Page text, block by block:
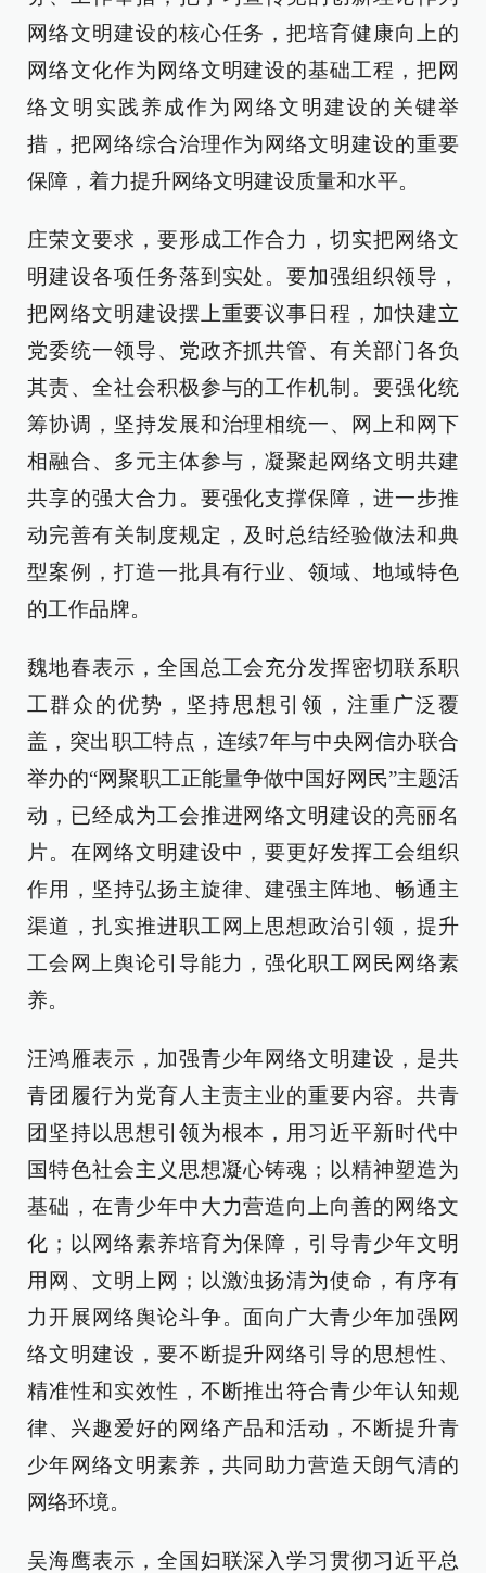
网络文明建设的核心任务，把培育健康向上的
网络文化作为网络文明建设的基础工程，把网
络文明实践养成作为网络文明建设的关键举
措，把网络综合治理作为网络文明建设的重要
保障，着力提升网络文明建设质量和水平。
庄荣文要求，要形成工作合力，切实把网络文
明建设各项任务落到实处。要加强组织领导，
把网络文明建设摆上重要议事日程，加快建立
党委统一领导、党政齐抓共管、有关部门各负
其责、全社会积极参与的工作机制。要强化统
筹协调，坚持发展和治理相统一、网上和网下
相融合、多元主体参与，凝聚起网络文明共建
共享的强大合力。要强化支撑保障，进一步推
动完善有关制度规定，及时总结经验做法和典
型案例，打造一批具有行业、领域、地域特色
的工作品牌。
魏地春表示，全国总工会充分发挥密切联系职
工群众的优势，坚持思想引领，注重广泛覆
盖，突出职工特点，连续7年与中央网信办联合
举办的“网聚职工正能量争做中国好网民”主题活
动，已经成为工会推进网络文明建设的亮丽名
片。在网络文明建设中，要更好发挥工会组织
作用，坚持弘扬主旋律、建强主阵地、畅通主
渠道，扎实推进职工网上思想政治引领，提升
工会网上舆论引导能力，强化职工网民网络素
养。
汪鸿雁表示，加强青少年网络文明建设，是共
青团履行为党育人主责主业的重要内容。共青
团坚持以思想引领为根本，用习近平新时代中
国特色社会主义思想凝心铸魂；以精神塑造为
基础，在青少年中大力营造向上向善的网络文
化；以网络素养培育为保障，引导青少年文明
用网、文明上网；以激浊扬清为使命，有序有
力开展网络舆论斗争。面向广大青少年加强网
络文明建设，要不断提升网络引导的思想性、
精准性和实效性，不断推出符合青少年认知规
律、兴趣爱好的网络产品和活动，不断提升青
少年网络文明素养，共同助力营造天朗气清的
网络环境。
吴海鹰表示，全国妇联深入学习贯彻习近平总